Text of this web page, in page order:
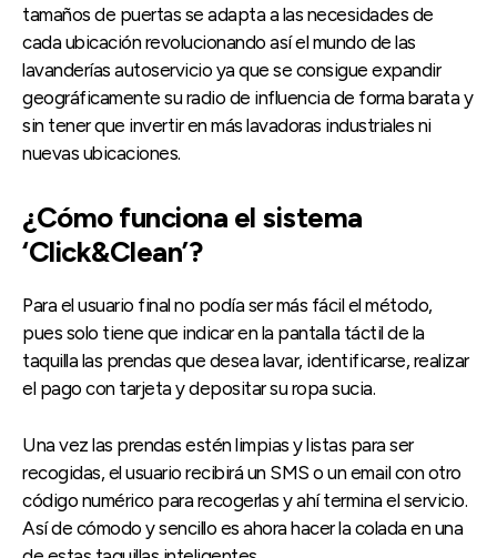
tamaños de puertas se adapta a las necesidades de
cada ubicación revolucionando así el mundo de las
lavanderías autoservicio ya que se consigue expandir
geográficamente su radio de influencia de forma barata y
sin tener que invertir en más lavadoras industriales ni
nuevas ubicaciones.
¿Cómo funciona el sistema
‘Click&Clean’?
Para el usuario final no podía ser más fácil el método,
pues solo tiene que indicar en la pantalla táctil de la
taquilla las prendas que desea lavar, identificarse, realizar
el pago con tarjeta y depositar su ropa sucia.
Una vez las prendas estén limpias y listas para ser
recogidas, el usuario recibirá un SMS o un email con otro
código numérico para recogerlas y ahí termina el servicio.
Así de cómodo y sencillo es ahora hacer la colada en una